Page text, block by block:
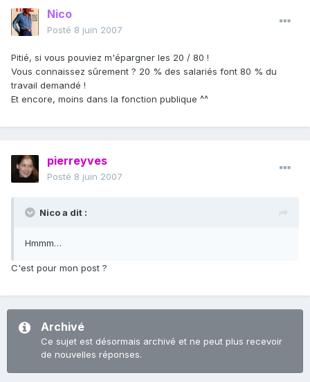
Nico
Posté 8 juin 2007
Pitié, si vous pouviez m'épargner les 20 / 80 !
Vous connaissez sûrement ? 20 % des salariés font 80 % du
travail demandé !
Et encore, moins dans la fonction publique ^^
pierreyves
Posté 8 juin 2007
Nico a dit :
Hmmm…
C'est pour mon post ?
Archivé
Ce sujet est désormais archivé et ne peut plus recevoir
de nouvelles réponses.